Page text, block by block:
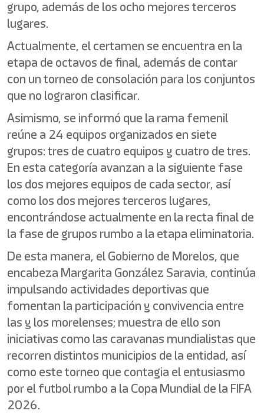
grupo, además de los ocho mejores terceros
lugares.
Actualmente, el certamen se encuentra en la
etapa de octavos de final, además de contar
con un torneo de consolación para los conjuntos
que no lograron clasificar.
Asimismo, se informó que la rama femenil
reúne a 24 equipos organizados en siete
grupos: tres de cuatro equipos y cuatro de tres.
En esta categoría avanzan a la siguiente fase
los dos mejores equipos de cada sector, así
como los dos mejores terceros lugares,
encontrándose actualmente en la recta final de
la fase de grupos rumbo a la etapa eliminatoria.
De esta manera, el Gobierno de Morelos, que
encabeza Margarita González Saravia, continúa
impulsando actividades deportivas que
fomentan la participación y convivencia entre
las y los morelenses; muestra de ello son
iniciativas como las caravanas mundialistas que
recorren distintos municipios de la entidad, así
como este torneo que contagia el entusiasmo
por el futbol rumbo a la Copa Mundial de la FIFA
2026.